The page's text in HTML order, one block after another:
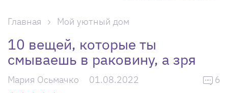
Главная Мой уютный дом
10 вещей, которые ты
смываешь в раковину, а зря
Мария Осьмачко 01.08.2022 6